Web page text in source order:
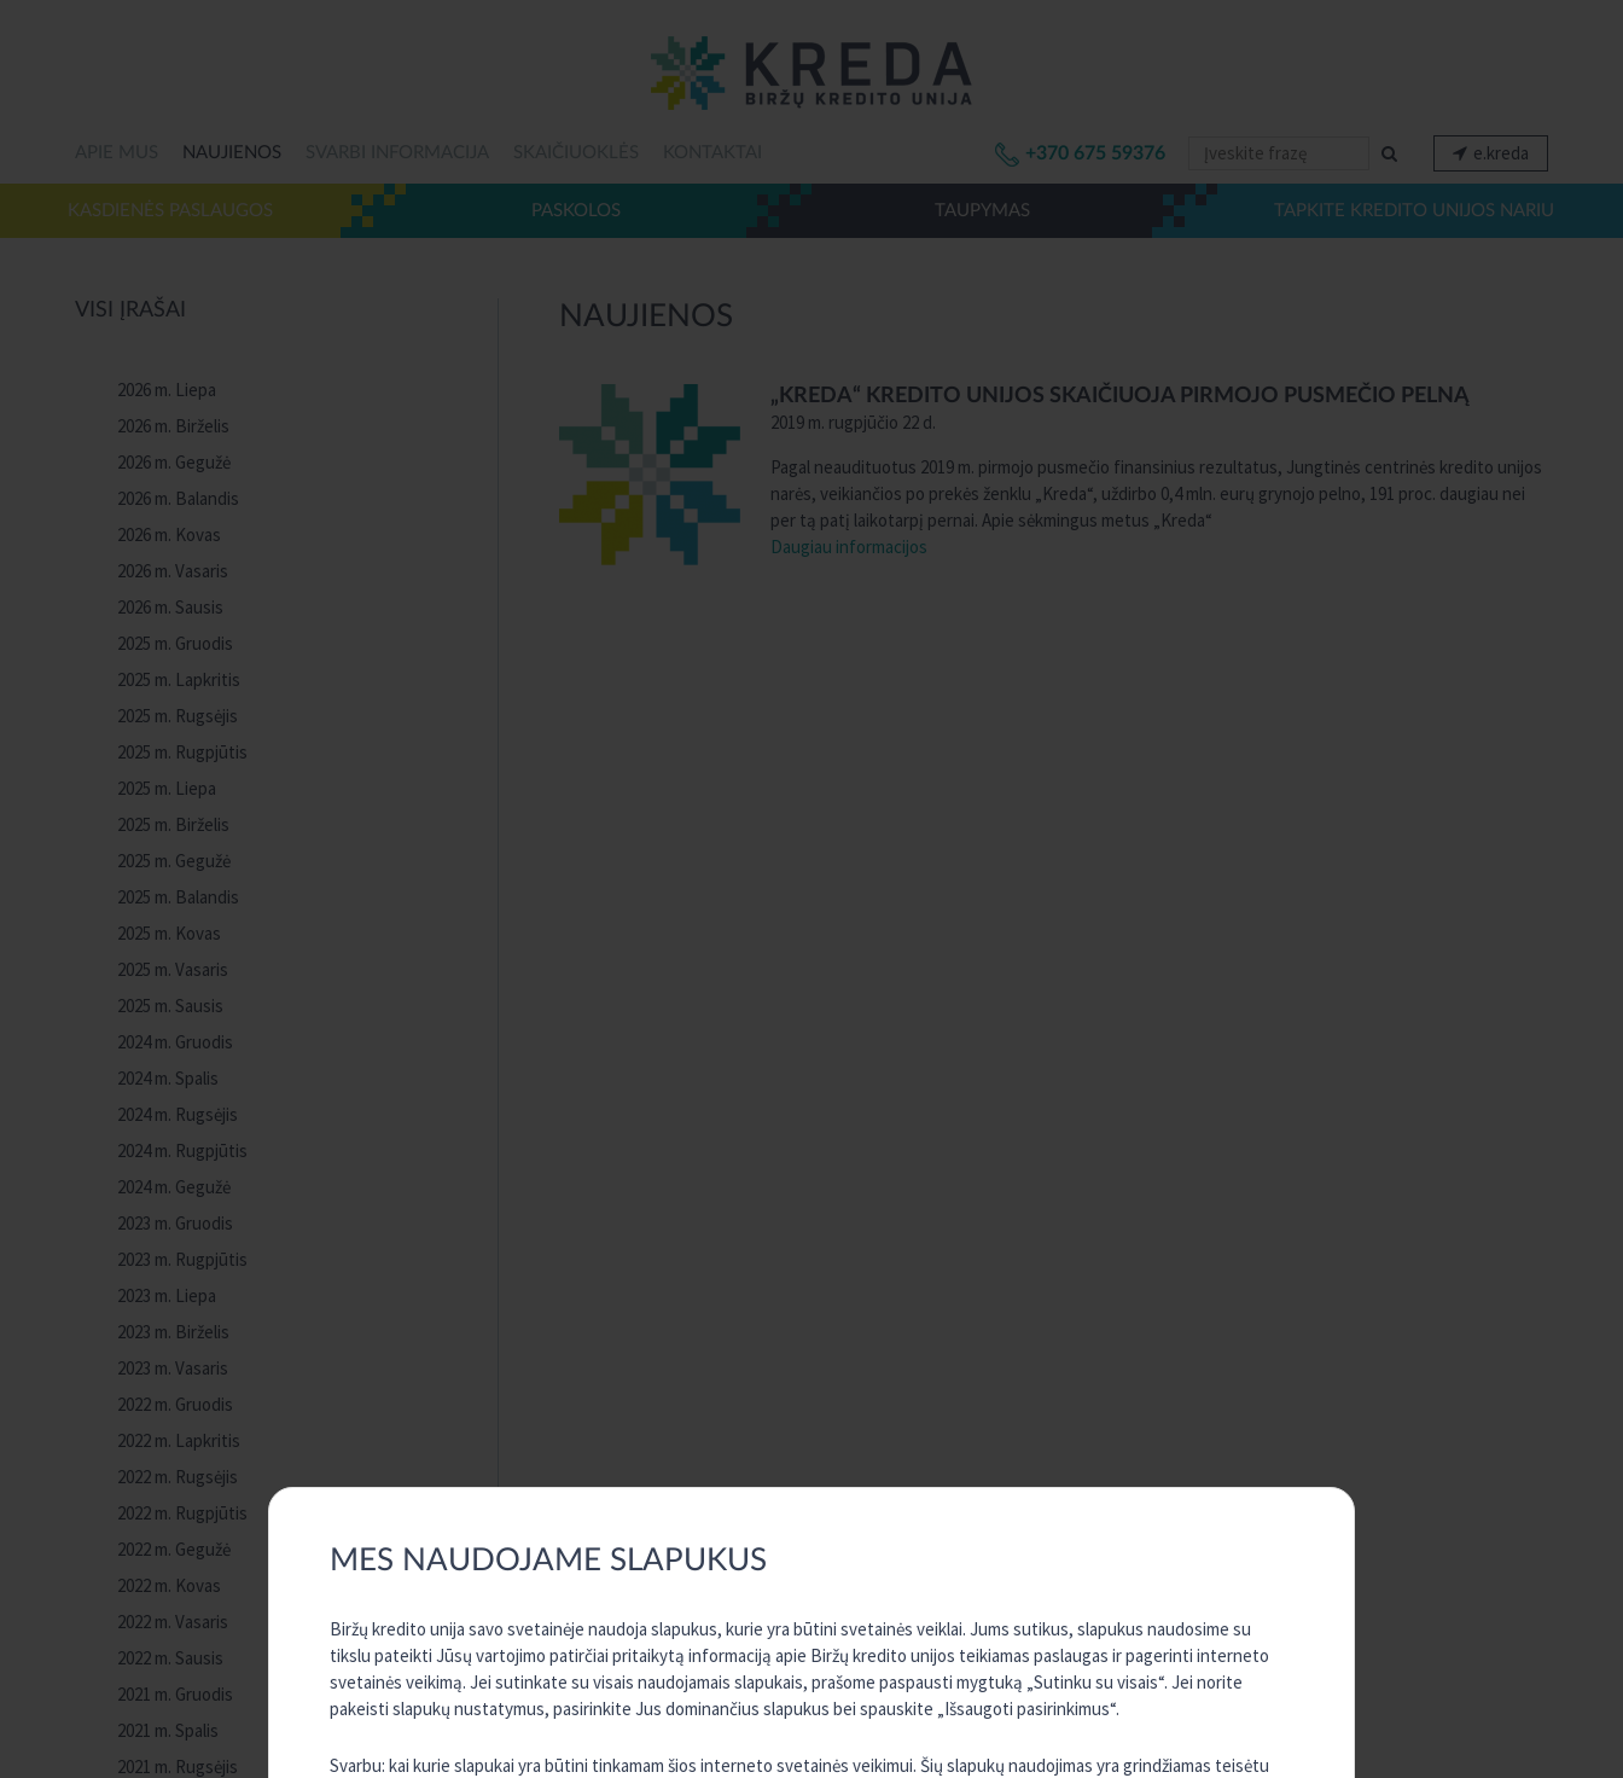
MES NAUDOJAME SLAPUKUS
Biržų kredito unija savo svetainėje naudoja slapukus, kurie yra būtini svetainės veiklai. Jums sutikus, slapukus naudosime su
tikslu pateikti Jūsų vartojimo patirčiai pritaikytą informaciją apie Biržų kredito unijos teikiamas paslaugas ir pagerinti interneto
svetainės veikimą. Jei sutinkate su visais naudojamais slapukais, prašome paspausti mygtuką „Sutinku su visais“. Jei norite
pakeisti slapukų nustatymus, pasirinkite Jus dominančius slapukus bei spauskite „Išsaugoti pasirinkimus“.
Svarbu: kai kurie slapukai yra būtini tinkamam šios interneto svetainės veikimui. Šių slapukų naudojimas yra grindžiamas teisėtu
NAUJIENOS +370 675 59376 e.kreda
KASDIENĖS PASLAUGOS PASKOLOS TAUPYMAS TAPKITE KREDITO UNIJOS NARIU
NAUJIENOS
„KREDA“ KREDITO UNIJOS SKAIČIUOJA PIRMOJO PUSMEČIO PELNĄ
2019 m. rugpjūčio 22 d.
Pagal neaudituotus 2019 m. pirmojo pusmečio finansinius rezultatus, Jungtinės centrinės kredito unijos
narės, veikiančios po prekės ženklu „Kreda“, uždirbo 0,4 mln. eurų grynojo pelno, 191 proc. daugiau nei
per tą patį laikotarpį pernai. Apie sėkmingus metus „Kreda“
Daugiau informacijos
VISI ĮRAŠAI
2026 m. Liepa
2026 m. Birželis
2026 m. Gegužė
2026 m. Balandis
2026 m. Kovas
2026 m. Vasaris
2026 m. Sausis
2025 m. Gruodis
2025 m. Lapkritis
2025 m. Rugsėjis
2025 m. Rugpjūtis
2025 m. Liepa
2025 m. Birželis
2025 m. Gegužė
2025 m. Balandis
2025 m. Kovas
2025 m. Vasaris
2025 m. Sausis
2024 m. Gruodis
2024 m. Spalis
2024 m. Rugsėjis
2024 m. Rugpjūtis
2024 m. Gegužė
2023 m. Gruodis
2023 m. Rugpjūtis
2023 m. Liepa
2023 m. Birželis
2023 m. Vasaris
2022 m. Gruodis
2022 m. Lapkritis
2022 m. Rugsėjis
2022 m. Rugpjūtis
2022 m. Gegužė
2022 m. Kovas
2022 m. Vasaris
2022 m. Sausis
2021 m. Gruodis
2021 m. Spalis
2021 m. Rugsėjis